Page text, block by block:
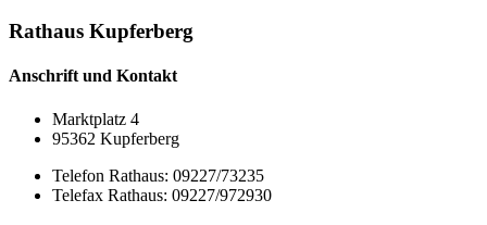
Rathaus Kupferberg
Anschrift und Kontakt
Marktplatz 4
95362 Kupferberg
Telefon Rathaus: 09227/73235
Telefax Rathaus: 09227/972930